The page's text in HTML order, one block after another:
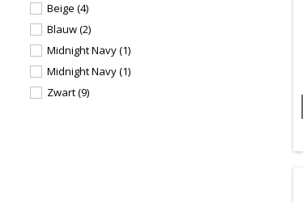
Beige (4)
Blauw(2)
Midnight Navy(1)
Midnight Navy(1)
Zwart(9)